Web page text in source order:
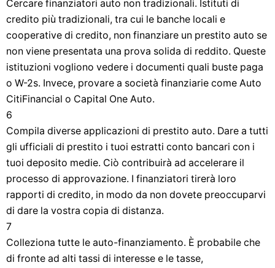
Cercare finanziatori auto non tradizionali. Istituti di
credito più tradizionali, tra cui le banche locali e
cooperative di credito, non finanziare un prestito auto se
non viene presentata una prova solida di reddito. Queste
istituzioni vogliono vedere i documenti quali buste paga
o W-2s. Invece, provare a società finanziarie come Auto
CitiFinancial o Capital One Auto.
6
Compila diverse applicazioni di prestito auto. Dare a tutti
gli ufficiali di prestito i tuoi estratti conto bancari con i
tuoi deposito medie. Ciò contribuirà ad accelerare il
processo di approvazione. I finanziatori tirerà loro
rapporti di credito, in modo da non dovete preoccuparvi
di dare la vostra copia di distanza.
7
Colleziona tutte le auto-finanziamento. È probabile che
di fronte ad alti tassi di interesse e le tasse,